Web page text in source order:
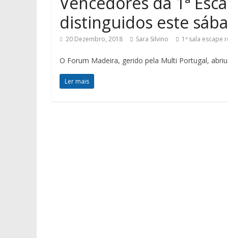
distinguidos este
20 Dezembro, 2018 Sara Silvino 1ª sala escape
O Forum Madeira, gerido pela Multi Portugal,
Ler mais